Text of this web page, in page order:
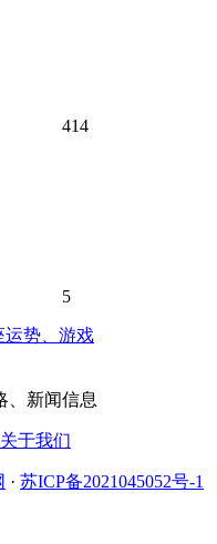
414
5
、新闻信息
关于我们
· 苏ICP备2021045052号-1